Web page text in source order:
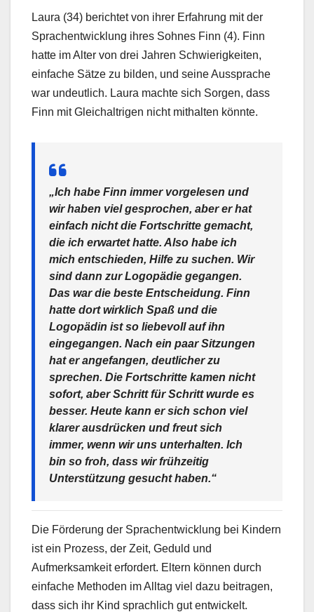
Laura (34) berichtet von ihrer Erfahrung mit der
Sprachentwicklung ihres Sohnes Finn (4). Finn
hatte im Alter von drei Jahren Schwierigkeiten,
einfache Sätze zu bilden, und seine Aussprache
war undeutlich. Laura machte sich Sorgen, dass
Finn mit Gleichaltrigen nicht mithalten könnte.
„Ich habe Finn immer vorgelesen und
wir haben viel gesprochen, aber er hat
einfach nicht die Fortschritte gemacht,
die ich erwartet hatte. Also habe ich
mich entschieden, Hilfe zu suchen. Wir
sind dann zur Logopädie gegangen.
Das war die beste Entscheidung. Finn
hatte dort wirklich Spaß und die
Logopädin ist so liebevoll auf ihn
eingegangen. Nach ein paar Sitzungen
hat er angefangen, deutlicher zu
sprechen. Die Fortschritte kamen nicht
sofort, aber Schritt für Schritt wurde es
besser. Heute kann er sich schon viel
klarer ausdrücken und freut sich
immer, wenn wir uns unterhalten. Ich
bin so froh, dass wir frühzeitig
Unterstützung gesucht haben.“
Die Förderung der Sprachentwicklung bei Kindern
ist ein Prozess, der Zeit, Geduld und
Aufmerksamkeit erfordert. Eltern können durch
einfache Methoden im Alltag viel dazu beitragen,
dass sich ihr Kind sprachlich gut entwickelt.